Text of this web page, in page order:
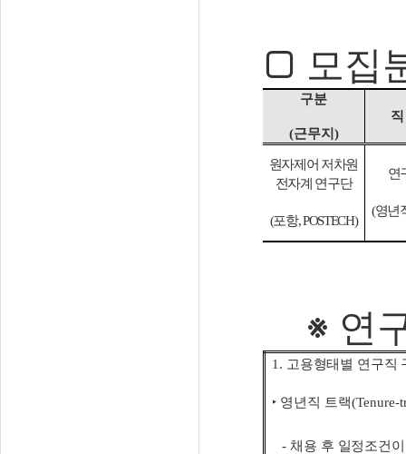
□ 모집
구분
(근무지 )
원자제어 저차원
전자계 연구단
(포항, POSTECH)
연
(영년
※ 연
1. 고용형태별 연구직
‣ 영년직 트랙(Tenure-
- 채용 후 일정조건